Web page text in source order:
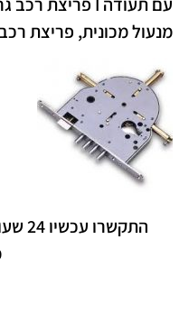
מנעול מכונית, פריצת
התקשרו עכשיו 24 שעות ביממה